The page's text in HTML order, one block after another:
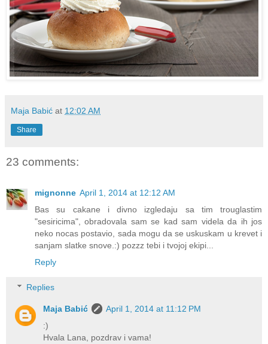
Maja Babić at 12:02 AM
Share
23 comments:
mignonne April 1, 2014 at 12:12 AM
Bas su cakane i divno izgledaju sa tim trouglastim
"sesiricima", obradovala sam se kad sam videla da ih jos
neko nocas postavio, sada mogu da se uskuskam u krevet i
sanjam slatke snove.:) pozzz tebi i tvojoj ekipi...
Reply
Replies
Maja Babić
April 1, 2014 at 11:12 PM
:)
Hvala Lana, pozdrav i vama!